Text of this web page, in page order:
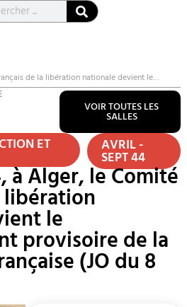
de la libération nationale devient le…
VOIR TOUTES LES
SALLES
ET AVRIL -
SEPT 44
à Alger, le Comité
le
provisoire de la
(JO du 8